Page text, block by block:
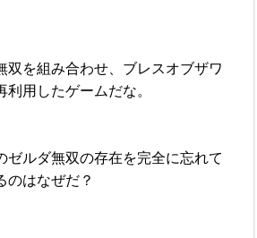
双を組み合わせ、ブレスオブザワ
用したゲームだな。
ゼルダ無双の存在を完全に忘れて
のはなぜだ？